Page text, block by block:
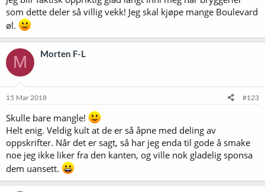
We target a beginning of boil gravity of 12.7 Plato and
reach 18.9 at the end of a 70 minute boil with 3 degrees
Plato coming from an addition of liquid dextrose midway
through the boil.
Hops
Bravo – 12.1 IBU at 98 C
Bravo – 12.1 IBU 15 minutes after beginning of boil
Cascade – 6.3 IBU at end of boil
Amarillo – 8.3 IBU at end of boil
We cool the wort to 19C and let it rise to 21 C following
pitching with our house Belgian yeast strain. To
approximate our house Belgian yeast strain, we
recommend Wyeast 3787.
som dette deler så villig vekk! Jeg skal kjøpe mange Boulevard
øl.
M Morten F-L
15 Mar 2018 #123
Skulle bare mangle!
Helt enig. Veldig kult at de er så åpne med deling av
oppskrifter. Når det er sagt, så har jeg enda til gode å smake
noe jeg ikke liker fra den kanten, og ville nok gladelig sponsa
dem uansett.